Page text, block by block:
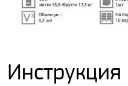
Инструкция